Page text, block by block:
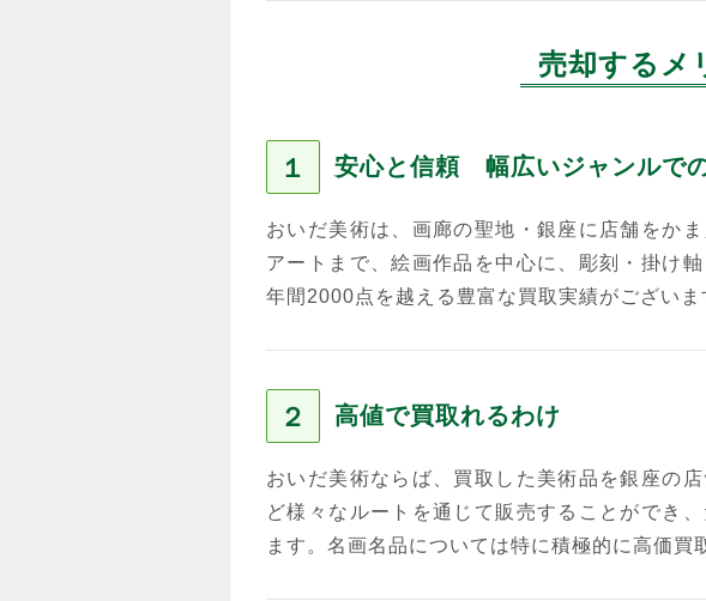
売却するメ
１ 安心と信頼 幅広いジャンルで
おいだ美術は、画廊の聖地・銀座に店舗をか
アートまで、絵画作品を中心に、彫刻・掛け
年間2000点を越える豊富な買取実績がございま
２ 高値で買取れるわけ
おいだ美術ならば、買取した美術品を銀座の
ど様々なルートを通じて販売することができ
ます。名画名品については特に積極的に高価買